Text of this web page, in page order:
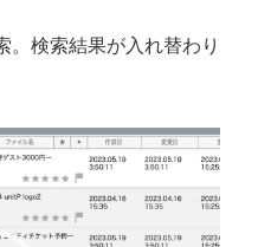
。検索結果が入れ替わり